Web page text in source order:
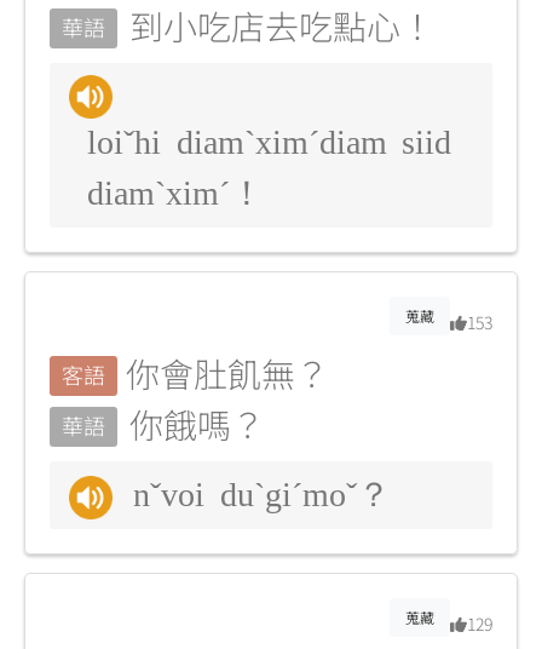
華語 到小吃店去吃點心！
loiˇhi diamˋximˊdiam siid
diamˋximˊ！
蒐藏 153
客語 你會肚飢無？
華語 你餓嗎？
nˇvoi duˋgiˊmoˇ？
蒐藏 129